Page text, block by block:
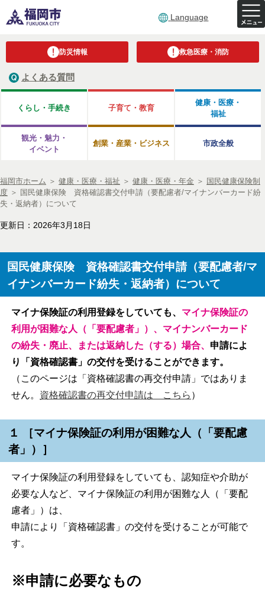
Language
防災情報 救急医療・消防
よくある質問
くらし・手続き 子育て・教育
健康・医療・
福祉
観光・魅力・
イベント
創業・産業・ビジネス 市政全般
福岡市ホーム ＞ 健康・医療・福祉 ＞ 健康・医療・年金 ＞ 国民健康保険制
度 ＞ 国民健康保険 資格確認書交付申請（要配慮者/マイナンバーカード紛
失・返納者）について
更新日：2026年3月18日
国民健康保険 資格確認書交付申請（要配慮者/マ
イナンバーカード紛失・返納者）について
マイナ保険証の利用登録をしていても、 マイナ保険証の
利用が困難な人（「要配慮者」） 、マイナンバーカード
の紛失・廃止、または返納した（する）場合、 申請によ
り「資格確認書」の交付を受けることができます。
（このページは「資格確認書の再交付申請」ではありま
せん。 資格確認書の再交付申請は こちら ）
１ ［マイナ保険証の利用が困難な人（「要配慮
者」）］
マイナ保険証の利用登録をしていても、認知症や介助が
必要な人など、マイナ保険証の利用が困難な人（「要配
慮者」）は、
申請により「資格確認書」の交付を受けることが可能で
す。
※申請に必要なもの